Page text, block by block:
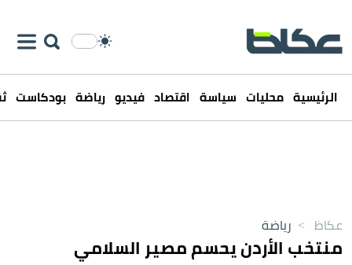
الرئيسية محليات سياسة اقتصاد فيديو رياضة بودكاست
عكاظ > رياضة
منتخب اﻷردن يحسم مصير السلامي